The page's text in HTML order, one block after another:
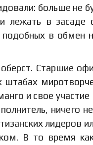
больше не
лежать в засаде
в обмен
Старшие
штабах
и свое участие
ничего
лидеров
В то время